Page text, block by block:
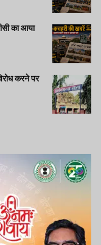
का आया
करने पर